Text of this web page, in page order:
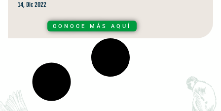
14, Dic 2022
CONOCE MÁS AQUÍ